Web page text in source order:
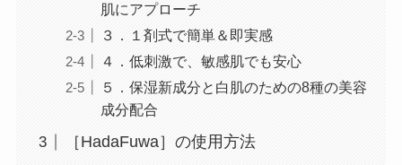
肌にアプローチ
３．１剤式で簡単＆即実感
４．低刺激で、敏感肌でも安心
５．保湿新成分と白肌のための8種の美容
成分配合
［HadaFuwa］の使用方法